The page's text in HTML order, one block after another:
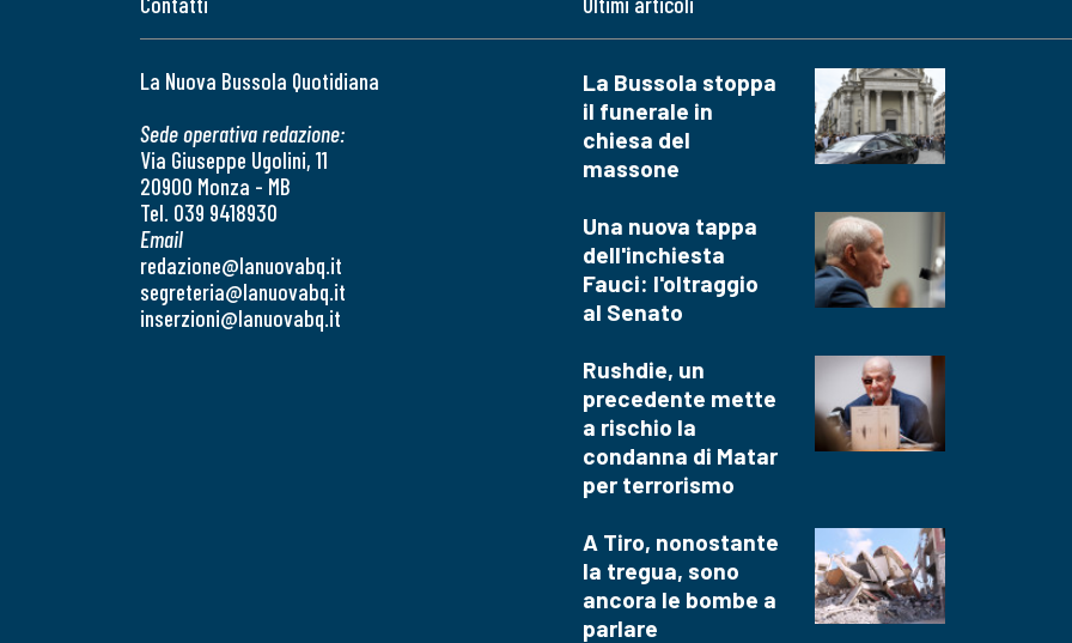
La Nuova Bussola Quotidiana
Sede operativa redazione:
Via Giuseppe Ugolini, 11
20900 Monza - MB
Tel. 039 9418930
Email
redazione@lanuovabq.it
segreteria@lanuovabq.it
inserzioni@lanuovabq.it
La Bussola stoppa
il funerale in
chiesa del
massone
Una nuova tappa
dell'inchiesta
Fauci: l'oltraggio
al Senato
Rushdie, un
precedente mette
a rischio la
condanna di Matar
per terrorismo
A Tiro, nonostante
la tregua, sono
ancora le bombe a
parlare